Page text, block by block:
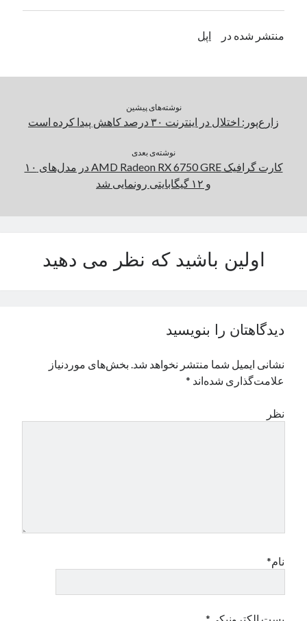
دسته‌ها
دسته‌بندی نشده
منتشر شده در اپل
نوشته‌های پیشین
زارع‌پور: اختلال در اینترنت ۳۰ درصد کاهش پیدا کرده است
نوشته‌ی بعدی
کارت گرافیک AMD Radeon RX 6750 GRE در مدل‌های ۱۰
و ۱۲ گیگابایتی رونمایی شد
اولین باشید که نظر می دهید
دیدگاهتان را بنویسید
نشانی ایمیل شما منتشر نخواهد شد. بخش‌های موردنیاز
علامت‌گذاری شده‌اند *
نظر
نام*